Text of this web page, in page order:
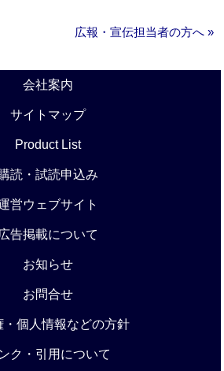
広報・宣伝担当者の方へ »
会社案内
サイトマップ
Product List
読・試読申込み
営ウェブサイト
広告掲載について
お知らせ
お問合せ
・個人情報などの方針
ク・引用について